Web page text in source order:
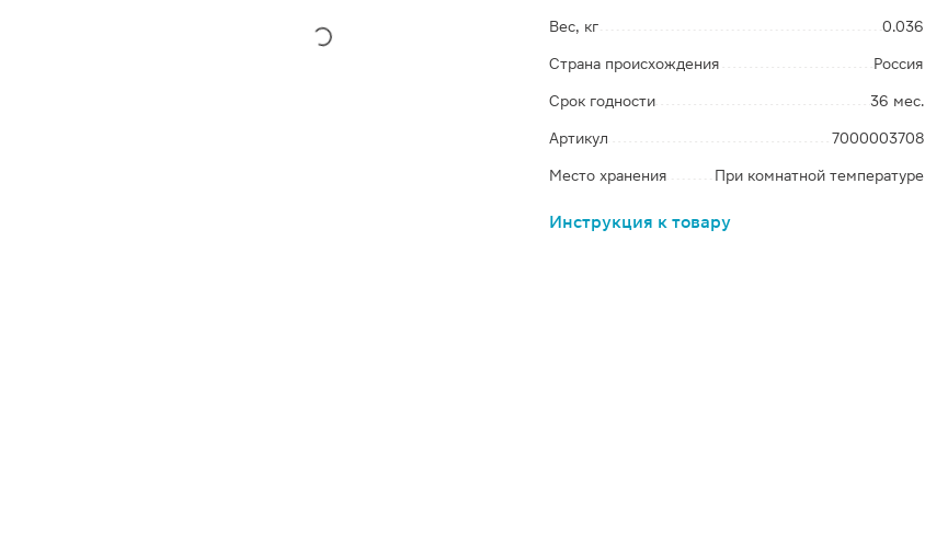
Вес, кг 0.036
Страна происхождения Россия
Срок годности 36 мес.
Артикул 7000003708
Место хранения При комнатной температуре
Инструкция к товару